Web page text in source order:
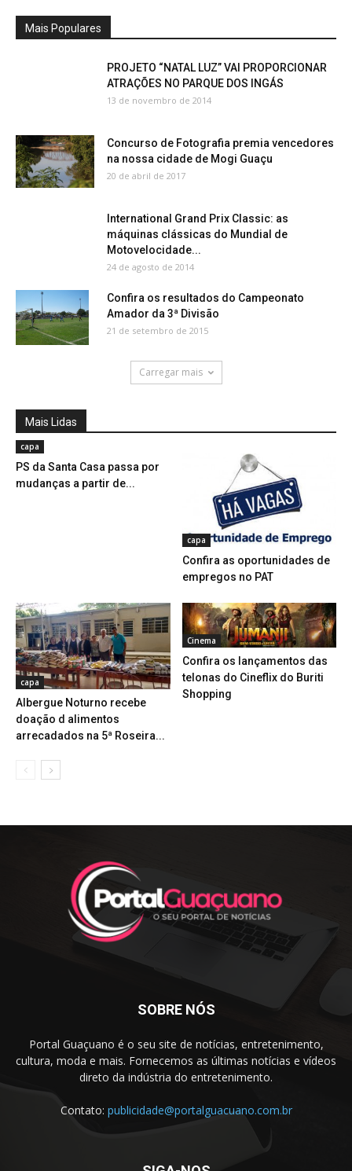
Mais Populares
PROJETO “NATAL LUZ” VAI PROPORCIONAR
ATRAÇÕES NO PARQUE DOS INGÁS
13 de novembro de 2014
Concurso de Fotografia premia vencedores
na nossa cidade de Mogi Guaçu
20 de abril de 2017
International Grand Prix Classic: as
máquinas clássicas do Mundial de
Motovelocidade...
24 de agosto de 2014
Confira os resultados do Campeonato
Amador da 3ª Divisão
21 de setembro de 2015
Carregar mais
Mais Lidas
capa
PS da Santa Casa passa por
mudanças a partir de...
capa
Confira as oportunidades de
empregos no PAT
capa
Albergue Noturno recebe
doação d alimentos
arrecadados na 5ª Roseira...
Cinema
Confira os lançamentos das
telonas do Cineflix do Buriti
Shopping
SOBRE NÓS
Portal Guaçuano é o seu site de notícias, entretenimento,
cultura, moda e mais. Fornecemos as últimas notícias e vídeos
direto da indústria do entretenimento.
Contato: publicidade@portalguacuano.com.br